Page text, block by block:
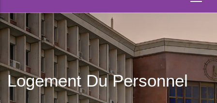
Logement Du Personnel